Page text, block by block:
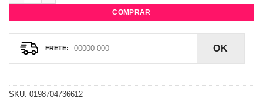
COMPRAR
OK
SKU: 0198704736612